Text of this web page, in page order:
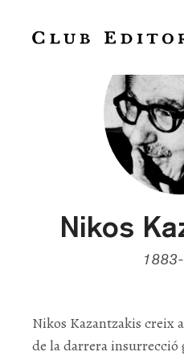
Nikos
Nikos Kazantzakis creix
de la darrera